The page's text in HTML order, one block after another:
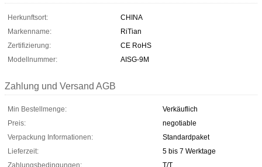
Herkunftsort:
CHINA
Markenname:
RiTian
Zertifizierung:
CE RoHS
Modellnummer:
AISG-9M
Zahlung und Versand AGB
Min Bestellmenge:
Verkäuflich
Preis:
negotiable
Verpackung Informationen:
Standardpaket
Lieferzeit:
5 bis 7 Werktage
Zahlungsbedingungen:
T/T